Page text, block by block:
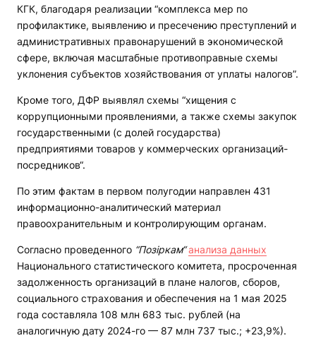
КГК, благодаря реализации “комплекса мер по
профилактике, выявлению и пресечению преступлений и
административных правонарушений в экономической
сфере, включая масштабные противоправные схемы
уклонения субъектов хозяйствования от уплаты налогов”.
Кроме того, ДФР выявлял схемы “хищения с
коррупционными проявлениями, а также схемы закупок
государственными (с долей государства)
предприятиями товаров у коммерческих организаций-
посредников“.
По этим фактам в первом полугодии направлен 431
информационно-аналитический материал
правоохранительным и контролирующим органам.
Согласно проведенного “Позіркам“ анализа данных
Национального статистического комитета, просроченная
задолженность организаций в плане налогов, сборов,
социального страхования и обеспечения на 1 мая 2025
года составляла 108 млн 683 тыс. рублей (на
аналогичную дату 2024-го — 87 млн 737 тыс.; +23,9%).